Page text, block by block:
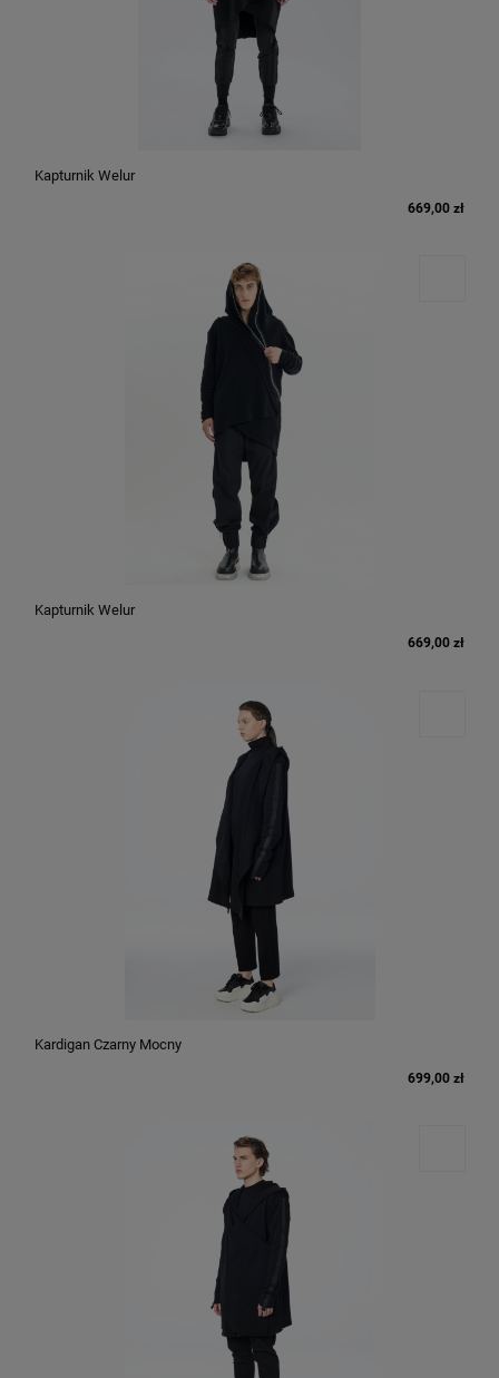
Kapturnik Welur
669,00 zł
Kapturnik Welur
669,00 zł
Kardigan Czarny Mocny
699,00 zł